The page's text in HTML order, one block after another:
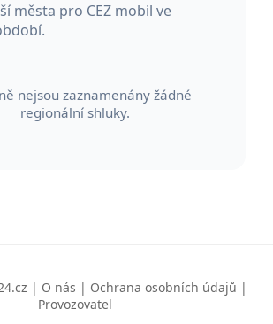
města pro CEZ mobil ve
nejsou zaznamenány žádné
regionální shluky.
| O nás | Ochrana osobních údajů |
Provozovatel